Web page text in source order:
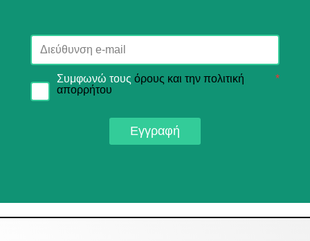
Συμφωνώ τους όρους και την πολιτική
απορρήτου
*
Εγγραφή